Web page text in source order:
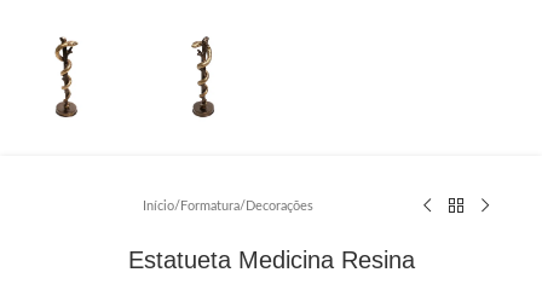
Início/ Formatura/ Decorações
Estatueta Medicina Resina